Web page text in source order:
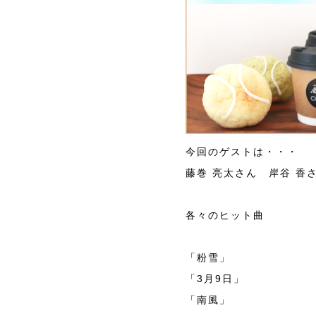
今回のゲストは・・・
藤巻 亮太さん 岸谷 香
各々のヒット曲
「粉雪」
「3月9日」
「南風」